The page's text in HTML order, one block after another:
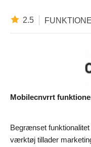
2.5
Mobilecnvrrt
Begrænset
værktøj tillader